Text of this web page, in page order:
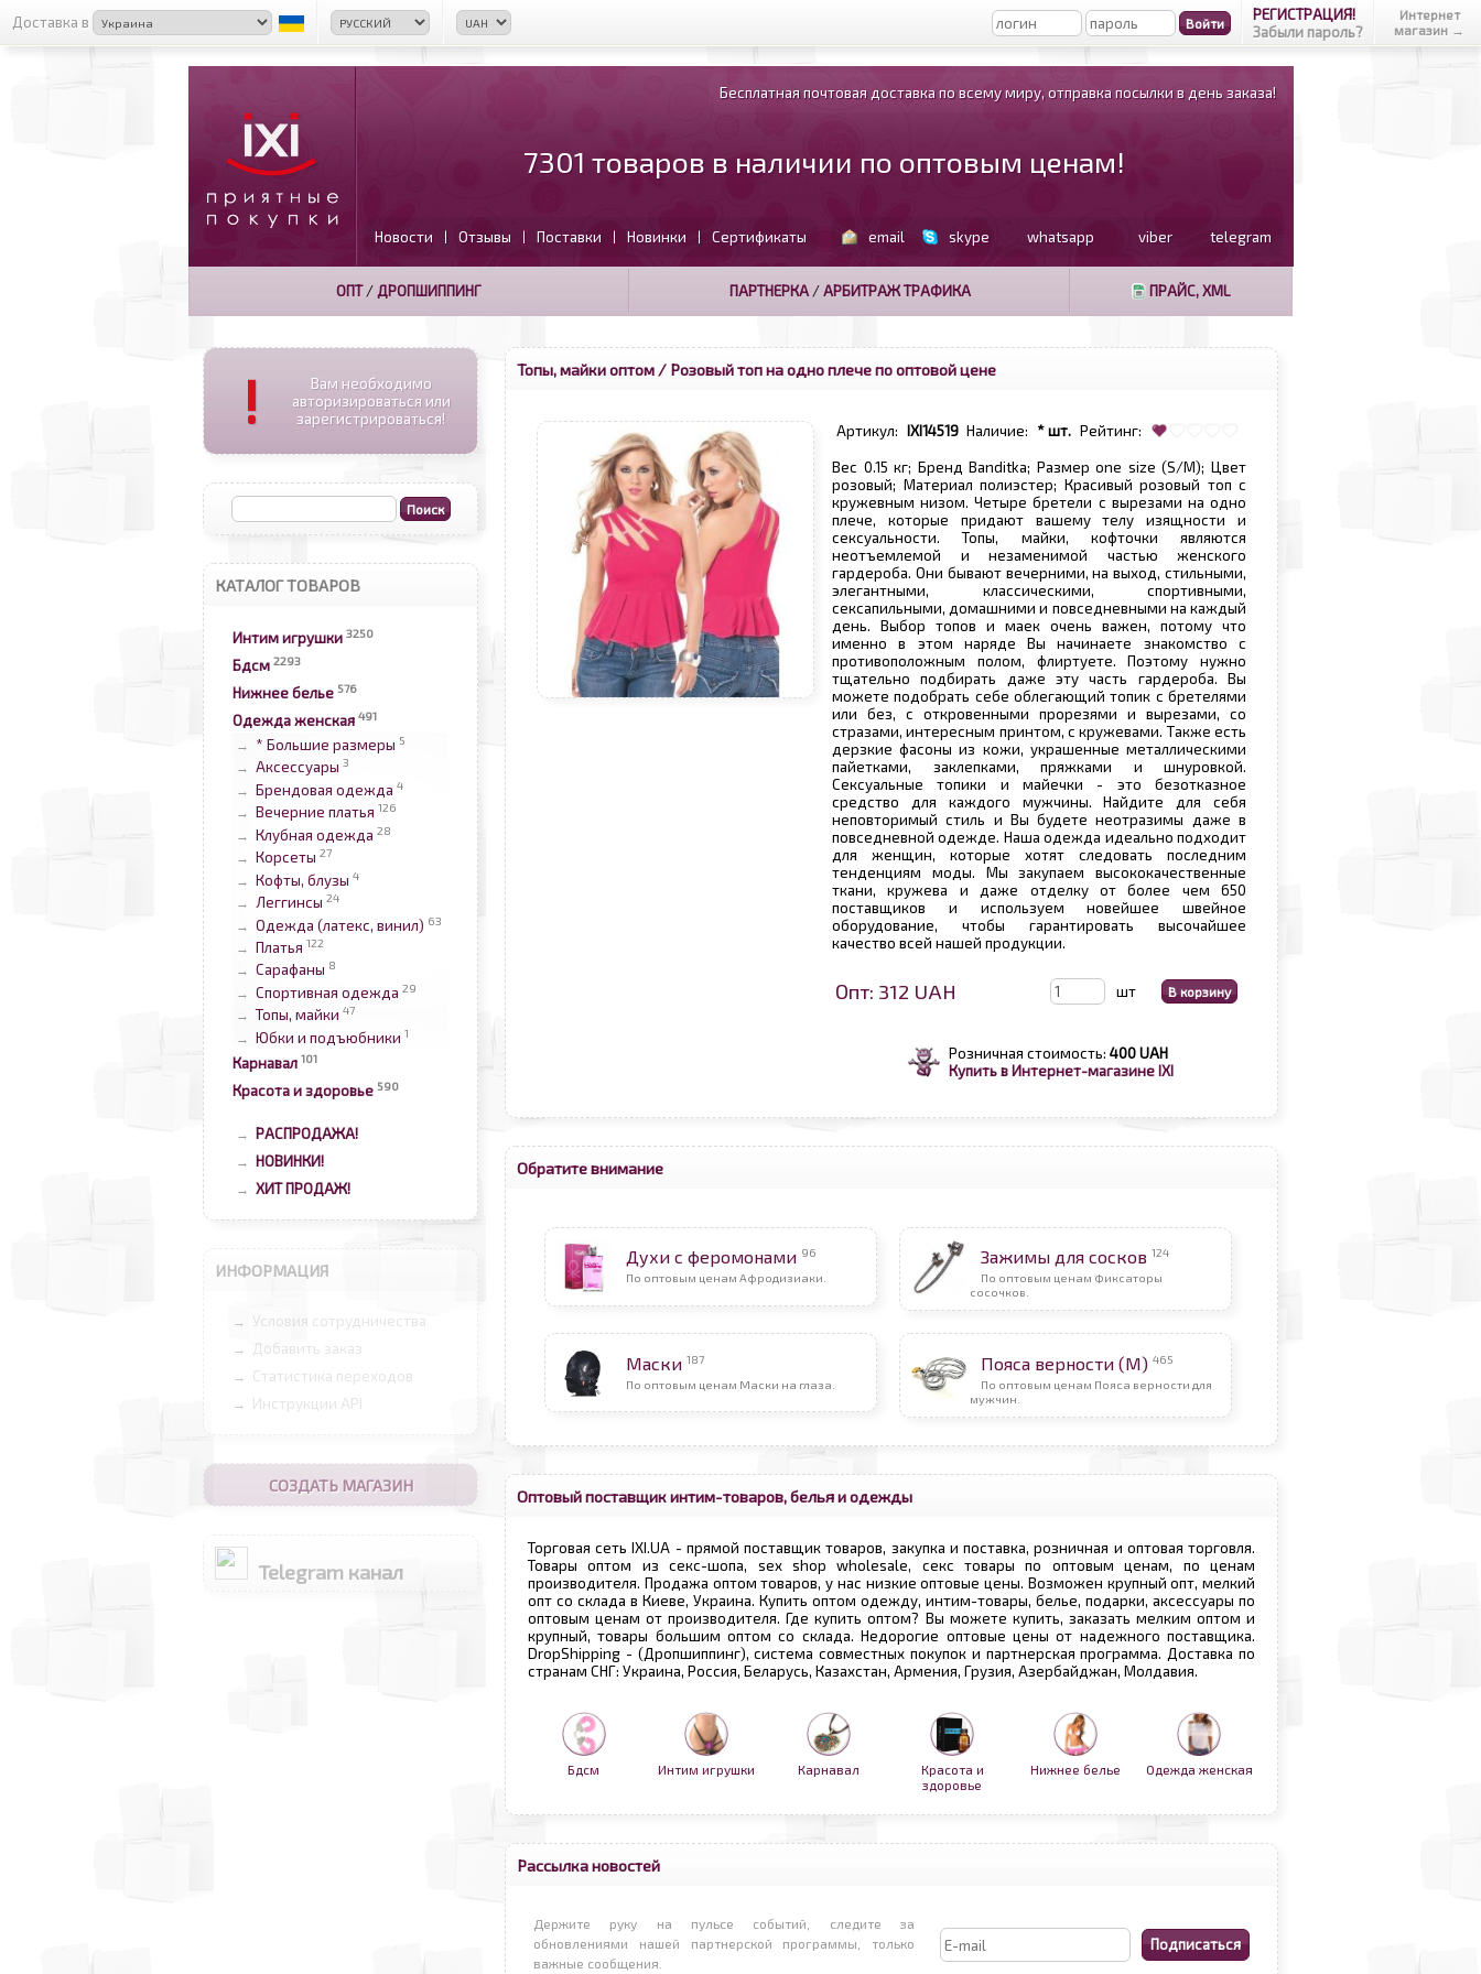
Доставка в
РЕГИСТРАЦИЯ!
Забыли пароль?
Интернет
магазин →
Бесплатная почтовая доставка по всему миру, отправка посылки в день заказа!
7301 товаров в наличии по оптовым ценам!
Новости | Отзывы | Поставки | Новинки | Сертификаты email skype whatsapp viber telegram
ОПТ/ ДРОПШИППИНГ ПАРТНЕРКА/АРБИТРАЖ ТРАФИКА ПРАЙС, XML
!
Вам необходимо
авторизироваться или
зарегистрироваться!
КАТАЛОГ ТОВАРОВ
Интим игрушки 3250
Бдсм 2293
Нижнее белье 576
Одежда женская 491
→ * Большие размеры 5
→ Аксессуары 3
→ Брендовая одежда 4
→ Вечерние платья 126
→ Клубная одежда 28
→ Корсеты 27
→ Кофты, блузы 4
→ Леггинсы 24
→ Одежда (латекс, винил) 63
→ Платья 122
→ Сарафаны 8
→ Спортивная одежда 29
→ Топы, майки 47
→ Юбки и подъюбники 1
Карнавал 101
Красота и здоровье 590
→ РАСПРОДАЖА!
→ НОВИНКИ!
→ ХИТ ПРОДАЖ!
ИНФОРМАЦИЯ
→ Условия сотрудничества
→ Добавить заказ
→ Статистика переходов
→ Инструкции API
СОЗДАТЬ МАГАЗИН
Telegram канал
Топы, майки оптом / Розовый топ на одно плече по оптовой цене
Артикул: IXI14519 Наличие: * шт. Рейтинг:
Вес 0.15 кг; Бренд Banditka; Размер one size (S/M); Цвет
розовый; Материал полиэстер; Красивый розовый топ с
кружевным низом. Четыре бретели с вырезами на одно
плече, которые придают вашему телу изящности и
сексуальности. Топы, майки, кофточки являются
неотъемлемой и незаменимой частью женского
гардероба. Они бывают вечерними, на выход, стильными,
элегантными, классическими, спортивными,
сексапильными, домашними и повседневными на каждый
день. Выбор топов и маек очень важен, потому что
именно в этом наряде Вы начинаете знакомство с
противоположным полом, флиртуете. Поэтому нужно
тщательно подбирать даже эту часть гардероба. Вы
можете подобрать себе облегающий топик с бретелями
или без, с откровенными прорезями и вырезами, со
стразами, интересным принтом, с кружевами. Также есть
дерзкие фасоны из кожи, украшенные металлическими
пайетками, заклепками, пряжками и шнуровкой.
Сексуальные топики и майечки - это безотказное
средство для каждого мужчины. Найдите для себя
неповторимый стиль и Вы будете неотразимы даже в
повседневной одежде. Наша одежда идеально подходит
для женщин, которые хотят следовать последним
тенденциям моды. Мы закупаем высококачественные
ткани, кружева и даже отделку от более чем 650
поставщиков и используем новейшее швейное
оборудование, чтобы гарантировать высочайшее
качество всей нашей продукции.
Опт: 312 UAH шт
Розничная стоимость: 400 UAH
Купить в Интернет-магазине IXI
Обратите внимание
Духи с феромонами 96
По оптовым ценам Афродизиаки.
Зажимы для сосков 124
По оптовым ценам Фиксаторы
сосочков.
Маски 187
По оптовым ценам Маски на глаза.
Пояса верности (М) 465
По оптовым ценам Пояса верности для
мужчин.
Оптовый поставщик интим-товаров, белья и одежды
Торговая сеть IXI.UA - прямой поставщик товаров, закупка и поставка, розничная и оптовая торговля.
Товары оптом из секс-шопа, sex shop wholesale, секс товары по оптовым ценам, по ценам
производителя. Продажа оптом товаров, у нас низкие оптовые цены. Возможен крупный опт, мелкий
опт со склада в Киеве, Украина. Купить оптом одежду, интим-товары, белье, подарки, аксессуары по
оптовым ценам от производителя. Где купить оптом? Вы можете купить, заказать мелким оптом и
крупный, товары большим оптом со склада. Недорогие оптовые цены от надежного поставщика.
DropShipping - (Дропшиппинг), система совместных покупок и партнерская программа. Доставка по
странам СНГ: Украина, Россия, Беларусь, Казахстан, Армения, Грузия, Азербайджан, Молдавия.
Бдсм Интим игрушки Карнавал
Красота и
здоровье
Нижнее белье Одежда женская
Рассылка новостей
Держите руку на пульсе событий, следите за
обновлениями нашей партнерской программы, только
важные сообщения.